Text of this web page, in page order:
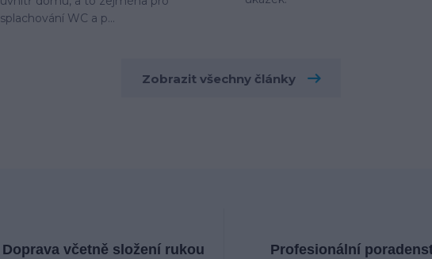
splachování WC a p...
Zobrazit všechny články
Doprava včetně složení rukou Profesionální